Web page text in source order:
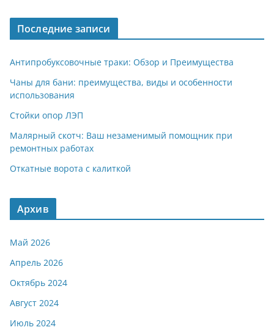
Последние записи
Антипробуксовочные траки: Обзор и Преимущества
Чаны для бани: преимущества, виды и особенности
использования
Стойки опор ЛЭП
Малярный скотч: Ваш незаменимый помощник при
ремонтных работах
Откатные ворота с калиткой
Архив
Май 2026
Апрель 2026
Октябрь 2024
Август 2024
Июль 2024